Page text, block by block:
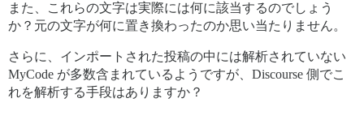
また、これらの文字は実際には何に該当するのでしょう
か？元の文字が何に置き換わったのか思い当たりません。
さらに、インポートされた投稿の中には解析されていない
MyCode が多数含まれているようですが、Discourse 側でこ
れを解析する手段はありますか？